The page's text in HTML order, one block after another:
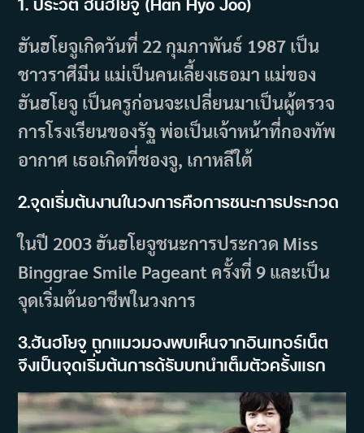
ฮันฮโยจูเกิดวันที่ 22 กุมภาพันธ์ 1987 เป็น
ชาวราศีมีน แม่เป็นคนเลี้ยงเธอมา แม่ของ
ฮันฮโยจู เป็นครูก่อนจะเปลี่ยนมาเป็นผู้ตรวจ
การโรงเรียนของรัฐ พ่อเป็นเจ้าหน้าที่กองทัพ
อากาศ เธอเกิดที่ชองจู, เกาหลีใต้
2.จุดเริ่มต้นงานในวงการคือการชนะการประกวด
ในปี 2003 ฮันฮโยจูชนะการประกวด Miss
Binggrae Smile Pageant ครั้งที่ 9 และเป็น
จุดเริ่มต้นอาชีพในวงการ
3.ฮันฮโยจู ถูกแมวมองพบเห็นจากอินเทอร์เน็ต
จึงเป็นจุดเริ่มต้นการด้รับบทนำเต็มตัวครั้งแรก